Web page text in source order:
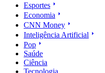
Esportes
Economia
CNN Money
Inteligência Artificial
Pop
Saúde
Ciência
Tecnologia